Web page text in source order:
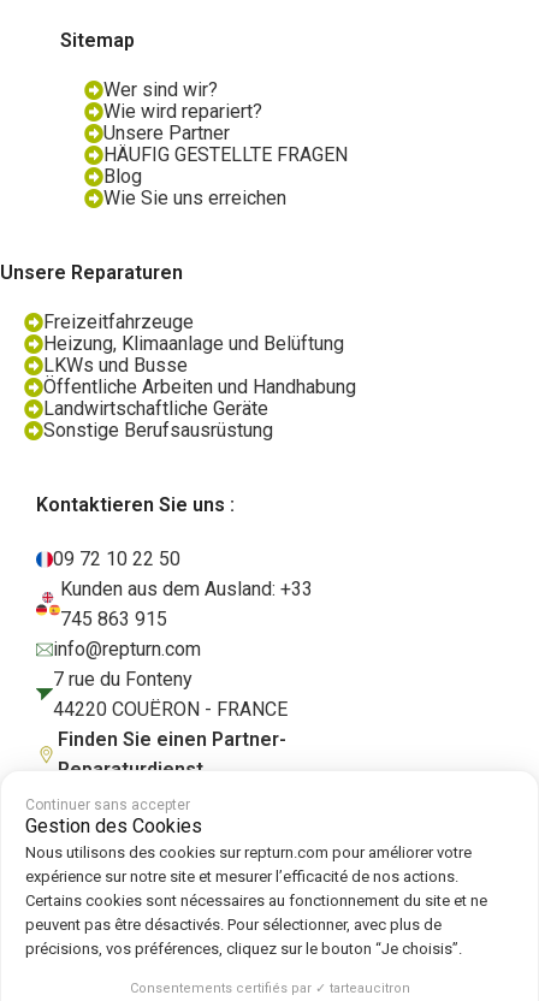
Sitemap
Wer sind wir?
Wie wird repariert?
Unsere Partner
HÄUFIG GESTELLTE FRAGEN
Blog
Wie Sie uns erreichen
Unsere Reparaturen
Freizeitfahrzeuge
Heizung, Klimaanlage und Belüftung
LKWs und Busse
Öffentliche Arbeiten und Handhabung
Landwirtschaftliche Geräte
Sonstige Berufsausrüstung
Kontaktieren Sie uns :
09 72 10 22 50
Kunden aus dem Ausland: +33
745 863 915
info@repturn.com
7 rue du Fonteny
44220 COUËRON - FRANCE
Finden Sie einen Partner-
Reparaturdienst
AGB|Impressum|Datenschutzerklärung|Cookies|Cookie-Richtlinie
Folgen Sie uns auf :
Repturn 2026
Continuer sans accepter
Gestion des Cookies
Nous utilisons des cookies sur repturn.com pour améliorer votre
expérience sur notre site et mesurer l’efficacité de nos actions.
Certains cookies sont nécessaires au fonctionnement du site et ne
peuvent pas être désactivés. Pour sélectionner, avec plus de
précisions, vos préférences, cliquez sur le bouton “Je choisis”.
Consentements certifiés par ✓ tarteaucitron